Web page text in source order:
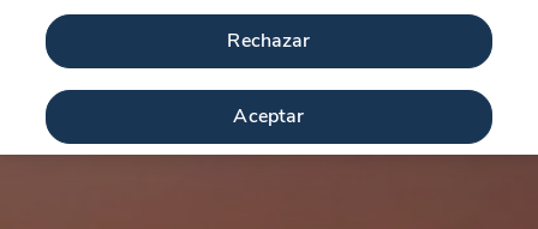
Rechazar
Aceptar